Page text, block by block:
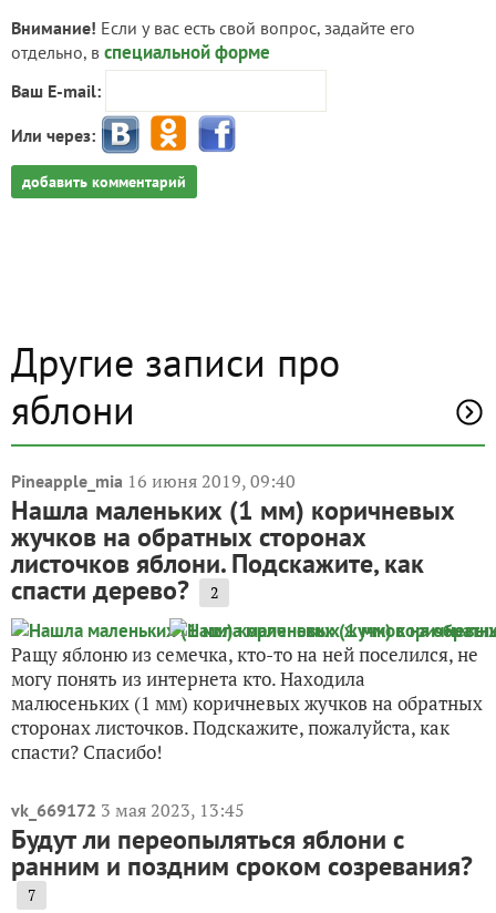
Внимание! Если у вас есть свой вопрос, задайте его
отдельно, в специальной форме
Ваш E-mail:
Или через:
добавить комментарий
Другие записи про
яблони
Pineapple_mia 16 июня 2019, 09:40
Нашла маленьких (1 мм) коричневых
жучков на обратных сторонах
листочков яблони. Подскажите, как
спасти дерево? 2
Ращу яблоню из семечка, кто-то на ней поселился, не
могу понять из интернета кто. Находила
малюсеньких (1 мм) коричневых жучков на обратных
сторонах листочков. Подскажите, пожалуйста, как
спасти? Спасибо!
vk_669172 3 мая 2023, 13:45
Будут ли переопыляться яблони с
ранним и поздним сроком созревания?
7